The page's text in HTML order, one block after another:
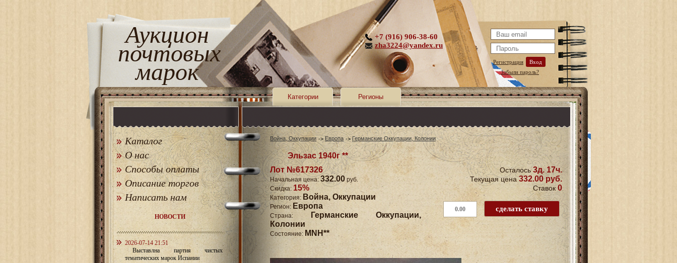
Аукцион
почтовых
марок Регистрация
Вход
Забыли пароль?
+7 (916) 906-38-60
zha3224@yandex.ru
Категории Регионы
Каталог
О нас
Способы оплаты
Описание торгов
Написать нам
НОВОСТИ
2026-07-14 21:51
Выставлна партия чистых
тематических марок Испании
Война, Оккупации Европа Германские Оккупации, Колонии
Эльзас 1940г **
Лот №617326
Начальная цена: 332.00 руб.
Скидка: 15%
Категория: Война, Оккупации
Регион: Европа
Страна:
Германские Оккупации,
Колонии
Состояние: MNH**
Осталось3д. 17ч.
Текущая цена332.00 руб.
Ставок 0